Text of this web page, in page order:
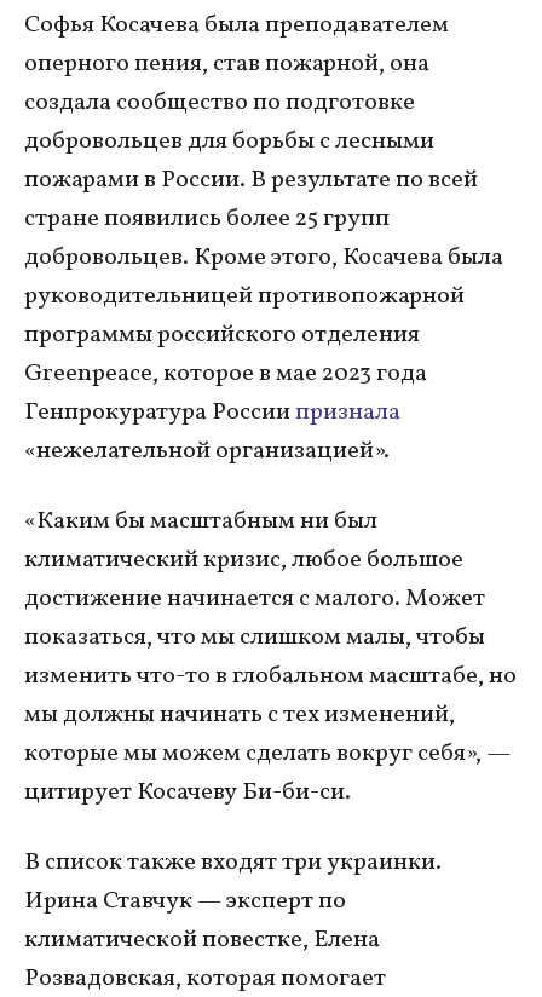
Софья Косачева была преподавателем
оперного пения, став пожарной, она
создала сообщество по подготовке
добровольцев для борьбы с лесными
пожарами в России. В результате по всей
стране появились более 25 групп
добровольцев. Кроме этого, Косачева была
руководительницей противопожарной
программы российского отделения
Greenpeace, которое в мае 2023 года
Генпрокуратура Россиипризнала
«нежелательной организацией».
«Каким бы масштабным ни был
климатический кризис, любое большое
достижение начинается с малого. Может
показаться, что мы слишком малы, чтобы
изменить что-то в глобальном масштабе, но
мы должны начинать с тех изменений,
которые мы можем сделать вокруг себя», —
цитирует Косачеву Би-би-си.
В список также входят три украинки.
Ирина Ставчук — эксперт по
климатической повестке, Елена
Розвадовская, которая помогает